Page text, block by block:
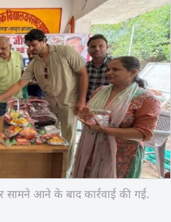
सामने आने के बाद कार्रवाई की गई.